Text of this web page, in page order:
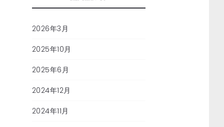
2026年3月
2025年10月
2025年6月
2024年12月
2024年11月